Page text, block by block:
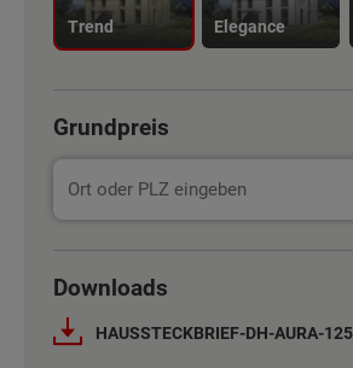
Trend Elegance
Grundpreis
Downloads
HAUSSTECKBRIEF-DH-AURA-